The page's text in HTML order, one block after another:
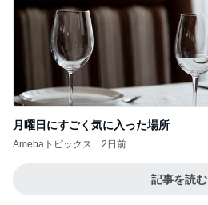
月曜日にすごく気に入った場所
Amebaトピックス 2日前
記事を読む